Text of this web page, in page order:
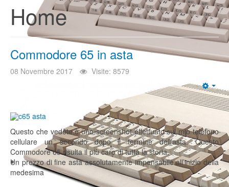
Home
Commodore 65 in asta
08 Novembre 2017 Visite: 8579
Questo che vedete è uno screenshot effettuato sul mio telefono
cellulare un secondo dopo il termine dell’asta. Questo
Commodore 65 risulta il più caro di tutta la storia.
Un prezzo di fine asta assolutamente impensabile all’inizio della
medesima